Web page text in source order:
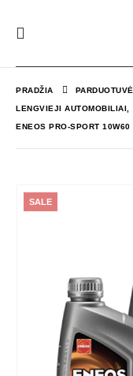
PRADŽIA PARDUOTUVĖ
LENGVIEJI AUTOMOBILIAI
ENEOS PRO-SPORT 10W60
SALE